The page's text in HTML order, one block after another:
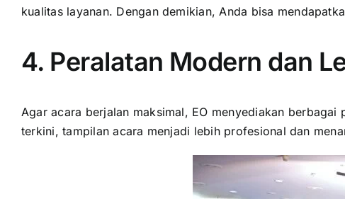
kualitas layanan. Dengan demikian, Anda bisa
4. Peralatan Modern dan
Agar acara berjalan maksimal, EO menyediakan
terkini, tampilan acara menjadi lebih profesional dan